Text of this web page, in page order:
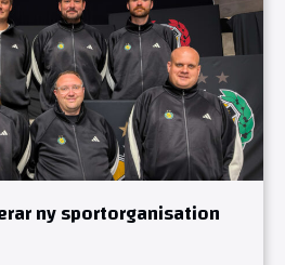
ny sportorganisation